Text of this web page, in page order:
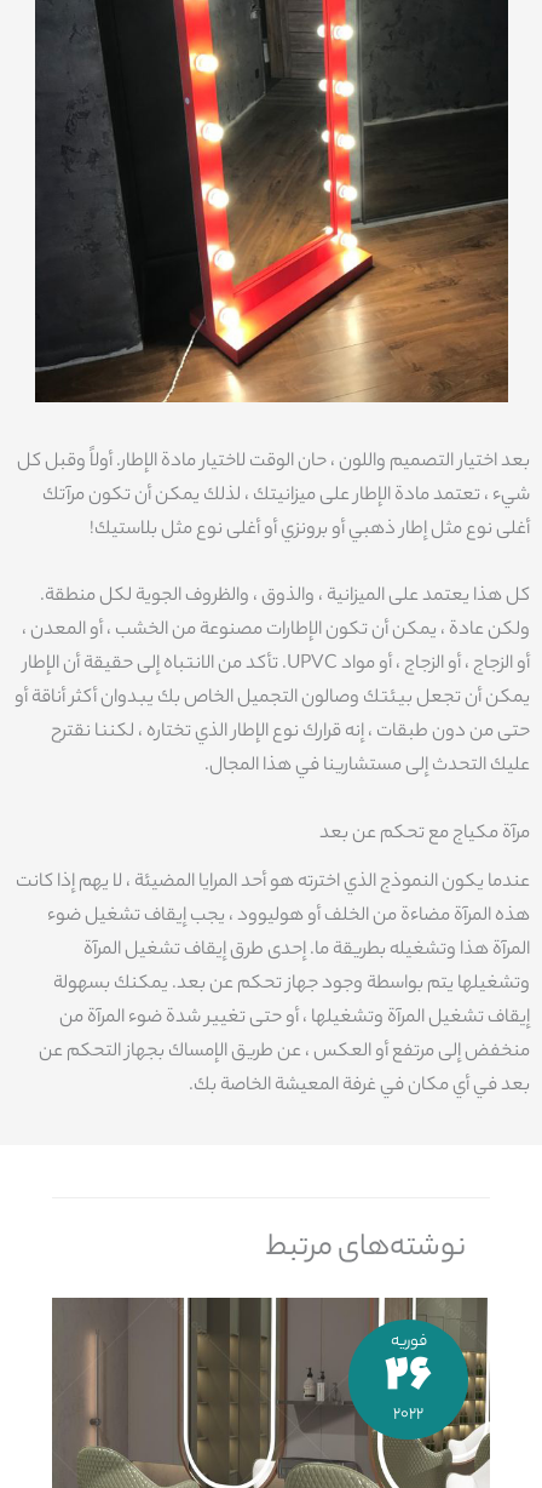
بعد اختيار التصميم واللون ، حان الوقت لاختيار مادة الإطار. أولاً وقبل كل
شيء ، تعتمد مادة الإطار على ميزانيتك ، لذلك يمكن أن تكون مرآتك
أغلى نوع مثل إطار ذهبي أو برونزي أو أغلى نوع مثل بلاستيك!
كل هذا يعتمد على الميزانية ، والذوق ، والظروف الجوية لكل منطقة.
ولكن عادة ، يمكن أن تكون الإطارات مصنوعة من الخشب ، أو المعدن ،
أو الزجاج ، أو الزجاج ، أو مواد UPVC. تأكد من الانتباه إلى حقيقة أن الإطار
يمكن أن تجعل بيئتك وصالون التجميل الخاص بك يبدوان أكثر أناقة أو
حتى من دون طبقات ، إنه قرارك نوع الإطار الذي تختاره ، لكننا نقترح
عليك التحدث إلى مستشارينا في هذا المجال.
مرآة مكياج مع تحكم عن بعد
عندما يكون النموذج الذي اخترته هو أحد المرايا المضيئة ، لا يهم إذا كانت
هذه المرآة مضاءة من الخلف أو هوليوود ، يجب إيقاف تشغيل ضوء
المرآة هذا وتشغيله بطريقة ما. إحدى طرق إيقاف تشغيل المرآة
وتشغيلها يتم بواسطة وجود جهاز تحكم عن بعد. يمكنك بسهولة
إيقاف تشغيل المرآة وتشغيلها ، أو حتى تغيير شدة ضوء المرآة من
منخفض إلى مرتفع أو العكس ، عن طريق الإمساك بجهاز التحكم عن
بعد في أي مكان في غرفة المعيشة الخاصة بك.
نوشته‌های مرتبط
فوریه
26
2022